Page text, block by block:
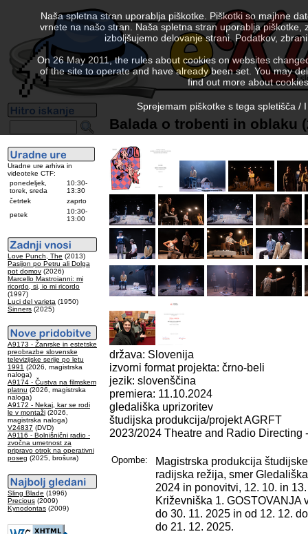
Uradne ure arhiva in
videoteke CTF:
ponedeljek,
torek, sreda
10:30-
13:30
četrtek
zaprto
petek
10:30-
13:00
Love Punch, The (2013)
Pasijon po Petru ali Dolga
pot domov (2026)
Marcello Mastroianni: mi
ricordo, si, io mi ricordo
(1997)
Luci del varieta (1950)
Sinners (2025)
A9173 - Žanrske in estetske
preobrazbe slovenske
televizijske serije po letu
1991 (2026, magistrska
naloga)
A9174 - Čustva na filmskem
platnu (2026, magistrska
naloga)
A9172 - Nekaj, kar se rodi
le v montaži (2026,
magistrska naloga)
V24837 (DVD)
A9116 - Bolnišnični radio -
zvočna umetnost za
pripravo otrok na operativni
poseg (2025, brošura)
Sling Blade (1996)
Precious (2009)
Kynodontas (2009)
Balada o trobenti in oblaku
država: Slovenija
izvorni format projekta: črno-beli
jezik: slovenščina
premiera: 11.10.2024
gledališka uprizoritev
študijska produkcija/projekt AGRFT
2023/2024 Theatre and Radio Directing
Opombe:
Magistrska produkcija
radijska režija, smer
2024 in ponovitvi, 12. 10. in
Križevniška 1. GOSTOVANJA
do 30. 11. 2025 in od 12. 12.
do 21. 12. 2025.
Naša spletna stran uporablja piškotke. Piškotki so majhne
vrnete na našo stran. Naša spletna stran uporablja
izboljšujemo delovanje strani. Podatkov,
On 26 May 2011, the rules about cookies on websites
of the site to operate and have already been set. You may
find out more about
Sprejemam piškotke s tega spletišča /